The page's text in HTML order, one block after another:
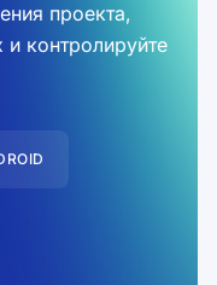
проекта,
и контролируйте